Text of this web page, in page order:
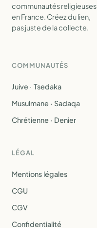
communautés religieuses
en France. Créez du lien,
pas juste de la collecte.
COMMUNAUTÉS
Juive · Tsedaka
Musulmane · Sadaqa
Chrétienne · Denier
LÉGAL
Mentions légales
CGU
CGV
Confidentialité